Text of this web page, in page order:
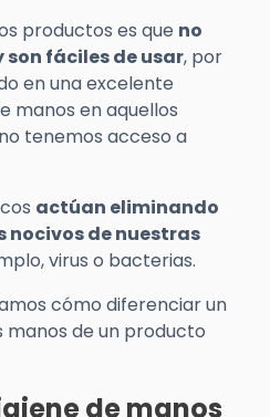
productos es que no
fáciles de usar, por
en una excelente
manos en aquellos
tenemos acceso a
actúan eliminando
nocivos de nuestras
virus o bacterias.
cómo diferenciar un
de un producto
de manos